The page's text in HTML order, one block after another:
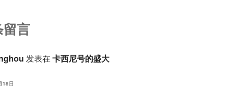
言
发表在 卡西尼号的盛大
18日